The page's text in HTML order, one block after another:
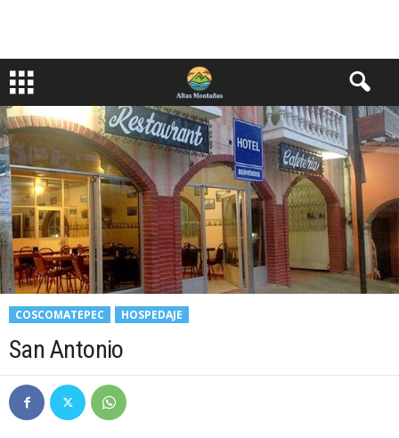
COSCOMATEPEC HOSPEDAJE
San Antonio